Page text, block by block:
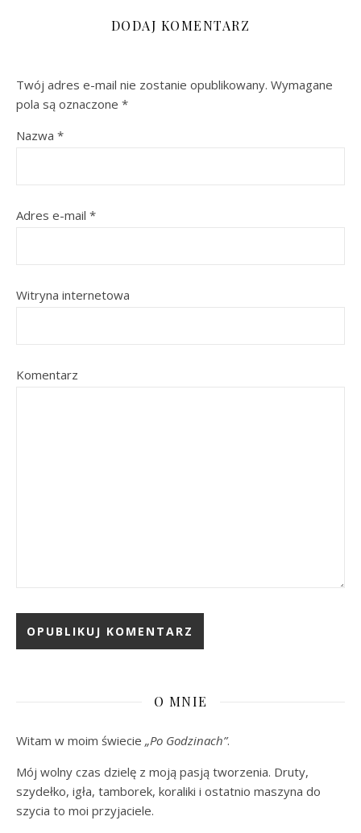
DODAJ KOMENTARZ
Twój adres e-mail nie zostanie opublikowany. Wymagane
pola są oznaczone *
Nazwa *
Adres e-mail *
Witryna internetowa
Komentarz
O MNIE
Witam w moim świecie „Po Godzinach”.
Mój wolny czas dzielę z moją pasją tworzenia. Druty,
szydełko, igła, tamborek, koraliki i ostatnio maszyna do
szycia to moi przyjaciele.